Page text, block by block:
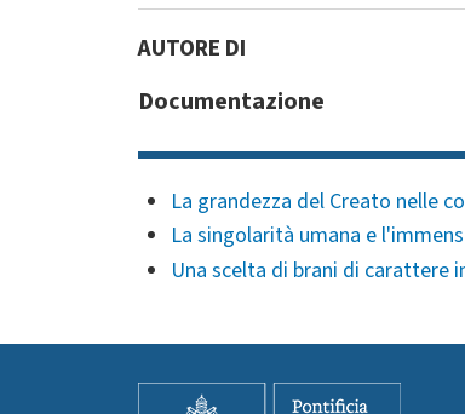
Documentazione
La grandezza del Creato nelle
La singolarità umana e
Una scelta di brani di carattere